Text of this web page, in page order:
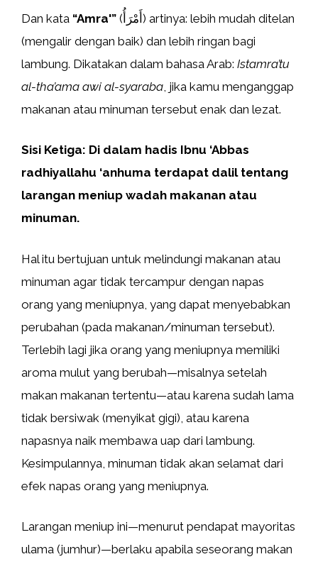
Dan kata “Amra'” (أَمْرَأُ) artinya: lebih mudah ditelan
(mengalir dengan baik) dan lebih ringan bagi
lambung. Dikatakan dalam bahasa Arab: Istamra’tu
al-tha’ama awi al-syaraba , jika kamu menganggap
makanan atau minuman tersebut enak dan lezat.
Sisi Ketiga: Di dalam hadis Ibnu ‘Abbas
radhiyallahu ‘anhuma terdapat dalil tentang
larangan meniup wadah makanan atau
minuman.
Hal itu bertujuan untuk melindungi makanan atau
minuman agar tidak tercampur dengan napas
orang yang meniupnya, yang dapat menyebabkan
perubahan (pada makanan/minuman tersebut).
Terlebih lagi jika orang yang meniupnya memiliki
aroma mulut yang berubah—misalnya setelah
makan makanan tertentu—atau karena sudah lama
tidak bersiwak (menyikat gigi), atau karena
napasnya naik membawa uap dari lambung.
Kesimpulannya, minuman tidak akan selamat dari
efek napas orang yang meniupnya.
Larangan meniup ini—menurut pendapat mayoritas
ulama (jumhur)—berlaku apabila seseorang makan